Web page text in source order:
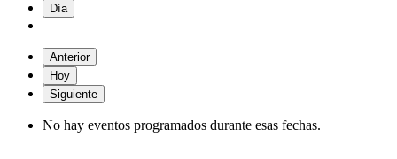
Día
Anterior
Hoy
Siguiente
No hay eventos programados durante esas fechas.